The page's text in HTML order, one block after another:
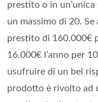
prestito o in
un massimo di 20.
prestito di 160.000€
16.000€ l’anno per
usufruire di un bel
prodotto è rivolto ad